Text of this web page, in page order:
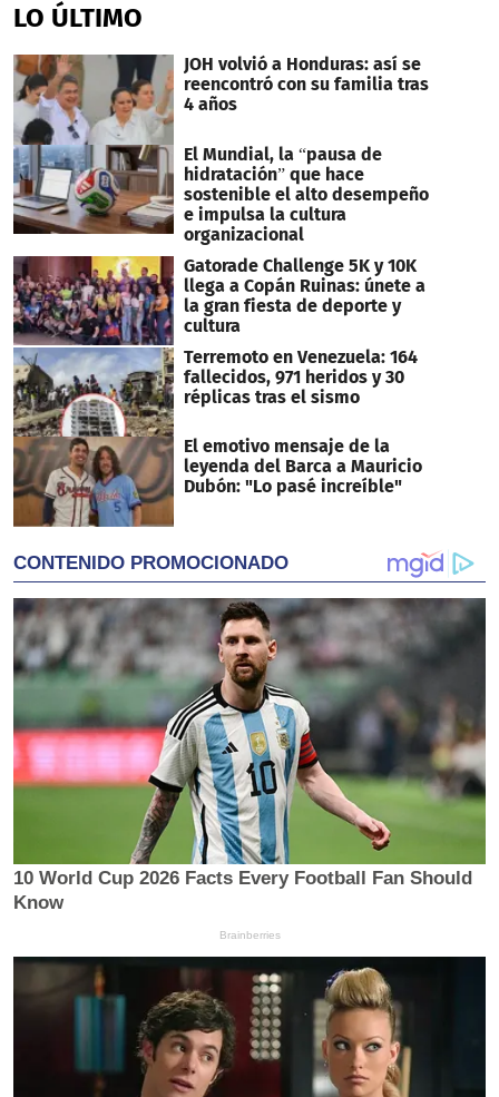
LO ÚLTIMO
JOH volvió a Honduras: así se
reencontró con su familia tras
4 años
El Mundial, la “pausa de
hidratación” que hace
sostenible el alto desempeño
e impulsa la cultura
organizacional
Gatorade Challenge 5K y 10K
llega a Copán Ruinas: únete a
la gran fiesta de deporte y
cultura
Terremoto en Venezuela: 164
fallecidos, 971 heridos y 30
réplicas tras el sismo
El emotivo mensaje de la
leyenda del Barca a Mauricio
Dubón: "Lo pasé increíble"